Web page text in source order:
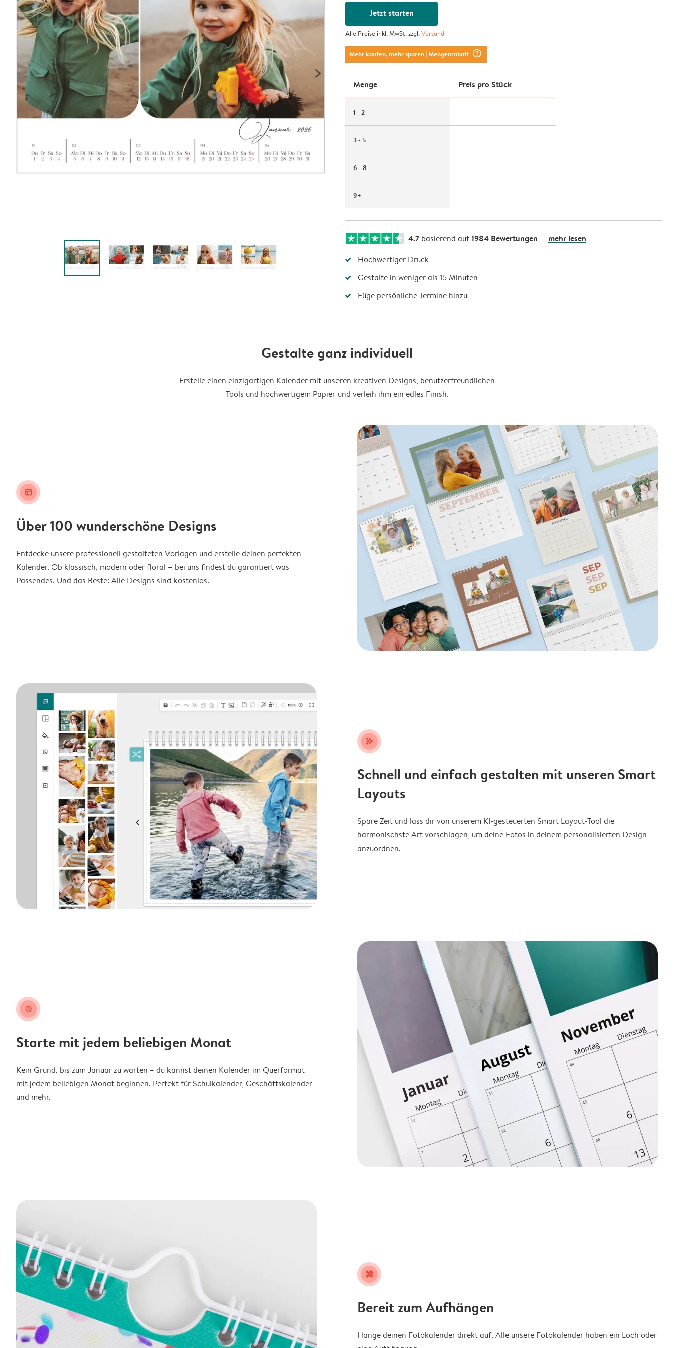
Jetzt starten
Alle Preise inkl. MwSt. zzgl.Versand
Mehr kaufen, mehr sparen| Mengenrabatt question_mark_circle
Menge Preis pro Stück
1 - 2
3 - 5
6 - 8
9+
4.7 basierend auf1984 Bewertungen mehr lesen
Hochwertiger Druck
Gestalte in weniger als 15 Minuten
Füge persönliche Termine hinzu
Gestalte ganz individuell
Erstelle einen einzigartigen Kalender mit unseren kreativen Designs, benutzerfreundlichen
Tools und hochwertigem Papier und verleih ihm ein edles Finish.
layout_alt
Über 100 wunderschöne Designs
Entdecke unsere professionell gestalteten Vorlagen und erstelle deinen perfekten
Kalender. Ob klassisch, modern oder floral – bei uns findest du garantiert was
Passendes. Und das Beste: Alle Designs sind kostenlos.
stars_plus
Schnell und einfach gestalten mit unseren Smart
Layouts
Spare Zeit und lass dir von unserem KI-gesteuerten Smart Layout-Tool die
harmonischste Art vorschlagen, um deine Fotos in deinem personalisierten Design
anzuordnen.
clock
Starte mit jedem beliebigen Monat
Kein Grund, bis zum Januar zu warten – du kannst deinen Kalender im Querformat
mit jedem beliebigen Monat beginnen. Perfekt für Schulkalender, Geschäftskalender
und mehr.
tools
Bereit zum Aufhängen
Hänge deinen Fotokalender direkt auf. Alle unsere Fotokalender haben ein Loch oder